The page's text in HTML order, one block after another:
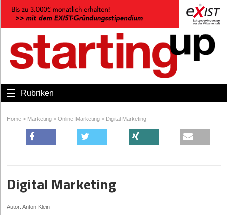
Rubriken
Home > Marketing > Online-Marketing > Digital Marketing
Digital Marketing
Autor: Anton Klein